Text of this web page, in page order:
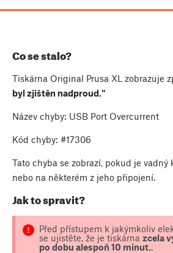
Co se stalo?
Tiskárna Original Prusa XL zobrazuje
byl zjištěn nadproud."
Název chyby: USB Port Overcurrent
Kód chyby: #17306
Tato chyba se zobrazí, pokud je vadný
nebo na některém z jeho připojení.
Jak to spravit?
Před přístupem k jakýmkoliv
se ujistěte, že je tiskárna zcela
po dobu alespoň 10 minut..